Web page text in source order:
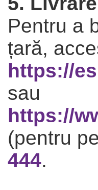
Pentru a
țară,
https://
sau
https://
(pentru
444.